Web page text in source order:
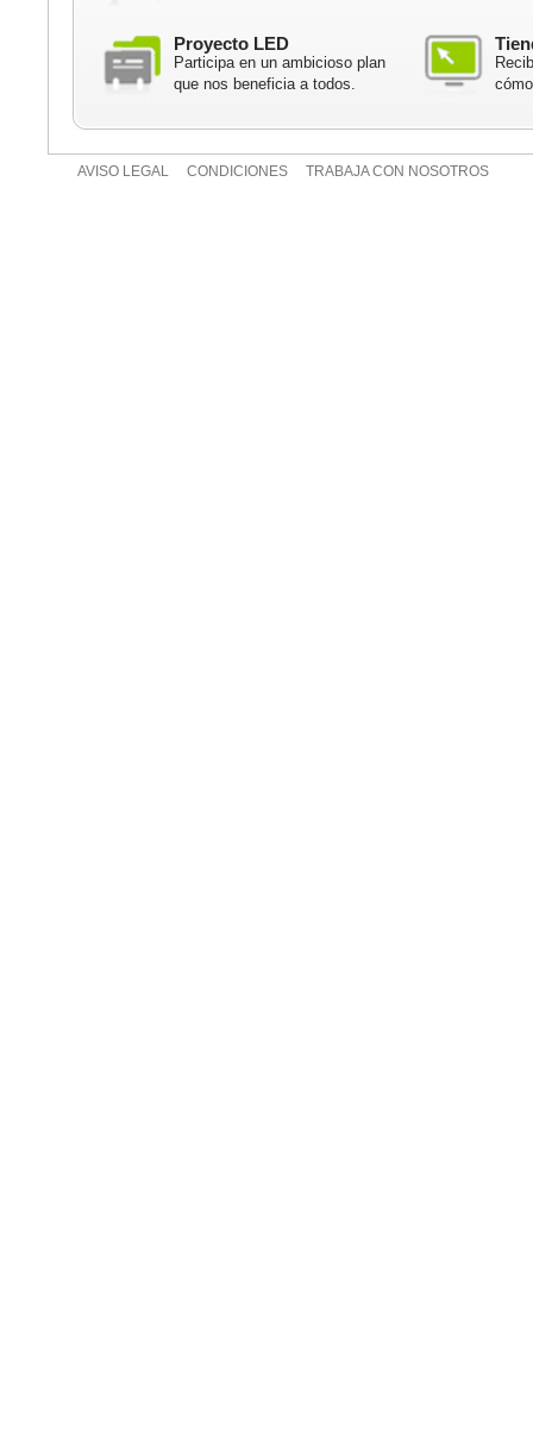
Proyecto LED
Participa en un ambicioso plan
que nos beneficia a todos.
AVISO LEGAL CONDICIONES TRABAJA CON NOSOTROS